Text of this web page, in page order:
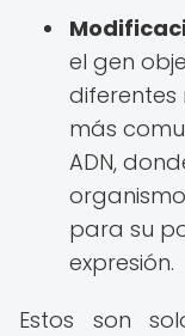
el gen
diferentes
más
ADN,
para su
expresión.
Estos son